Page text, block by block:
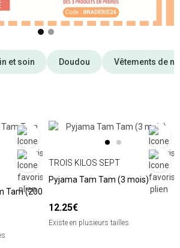
et soin Doudou Vêtements de
Tam (200
TROIS KILOS SEPT
Pyjama Tam Tam (3 mois)
12.25€
Existe en plusieurs tailles